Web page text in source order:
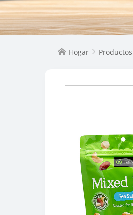
 Hogar  Productos